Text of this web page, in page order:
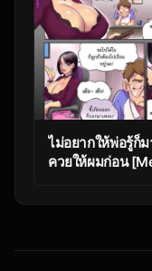
ไม่อยากให้พ่อรู้ก็
ควยให้ผมก่อน